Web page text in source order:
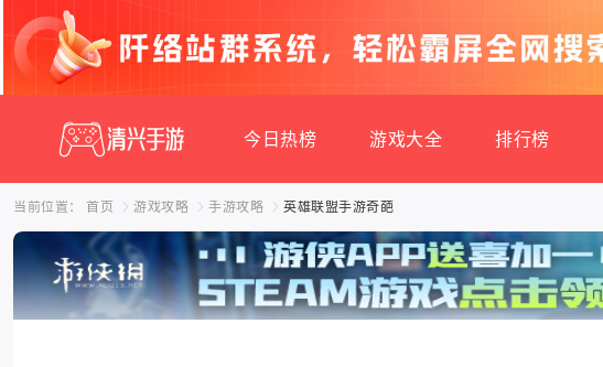
今日热榜 游戏大全 排行榜
当前位置： 首页 游戏攻略 手游攻略 英雄联盟手游奇葩